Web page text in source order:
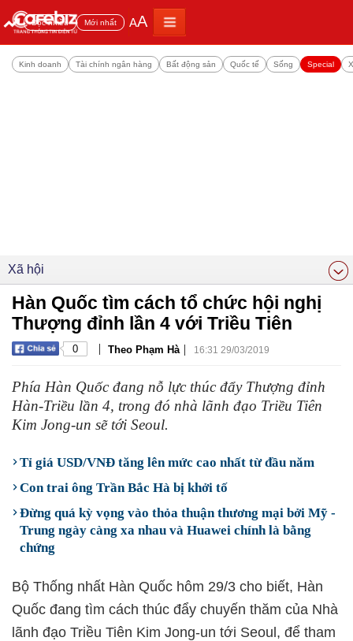
Đọc nhiều Mới nhất AA
Kinh doanh Tài chính ngân hàng Bất động sản Quốc tế Sống Special
Xã hội
Hàn Quốc tìm cách tổ chức hội nghị
Thượng đỉnh lần 4 với Triều Tiên
0 | Theo Phạm Hà | 16:31 29/03/2019
Phía Hàn Quốc đang nỗ lực thúc đẩy Thượng đỉnh
Hàn-Triều lần 4, trong đó nhà lãnh đạo Triều Tiên
Kim Jong-un sẽ tới Seoul.
Tỉ giá USD/VNĐ tăng lên mức cao nhất từ đầu năm
Con trai ông Trần Bắc Hà bị khởi tố
Đừng quá kỳ vọng vào thỏa thuận thương mại bởi Mỹ -
Trung ngày càng xa nhau và Huawei chính là bằng
chứng
Bộ Thống nhất Hàn Quốc hôm 29/3 cho biết, Hàn
Quốc đang tìm cách thúc đẩy chuyến thăm của Nhà
lãnh đạo Triều Tiên Kim Jong-un tới Seoul, để tham